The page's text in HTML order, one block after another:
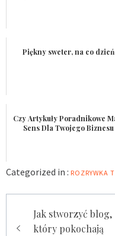
Piękny sweter, na co dzień
Czy Artykuły Poradnikowe
Sens Dla Twojego Biznesu
Categorized in : ROZRYWKA
wpisuJak stworzyć blog,
który pokochają